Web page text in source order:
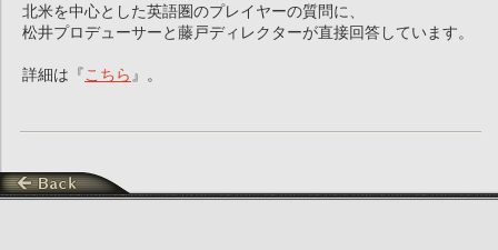
北米を中心とした英語圏のプレイヤーの質問に、
松井プロデューサーと藤戸ディレクターが直接回答しています。
詳細は『 こちら 』。